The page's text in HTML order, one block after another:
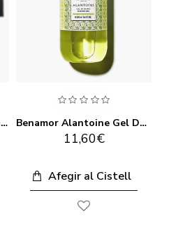
Benamor Alantoine Crema De Mans Protectora 30ml Benamor Alantoine Gel De Bany 500ml
11,60€
Afegir al Cistell